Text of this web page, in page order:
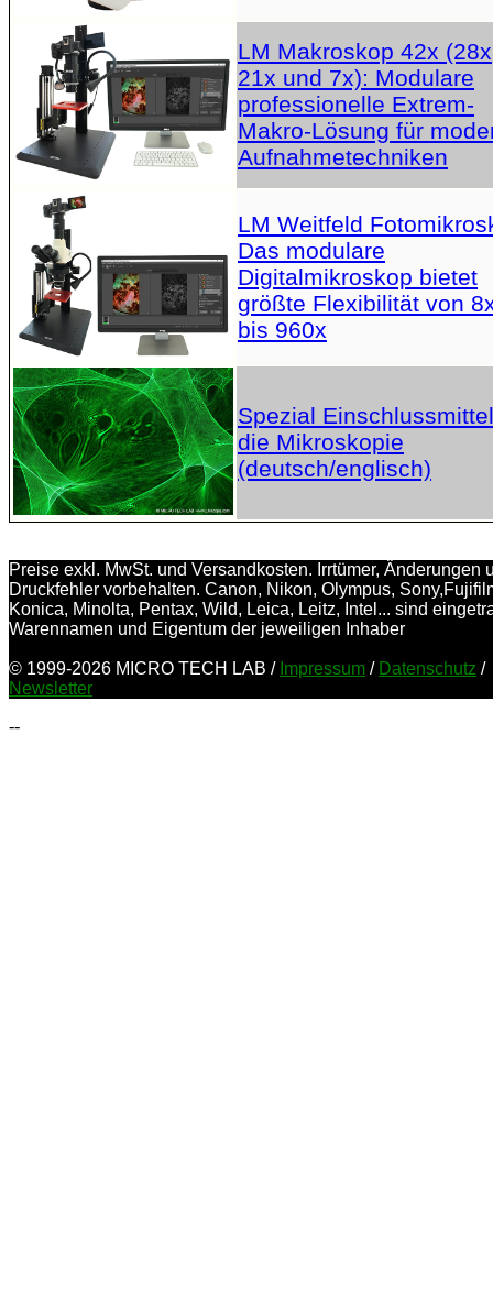
LM Makroskop 42x
21x und 7x): Modulare
professionelle Extrem-
Makro-Lösung für
Aufnahmetechniken
LM Weitfeld
Das modulare
Digitalmikroskop bietet
größte Flexibilität von
bis 960x
Spezial
die Mikroskopie
(deutsch/englisch)
Preise exkl. MwSt. und Versandkosten. Irrtümer, Änderungen
Druckfehler vorbehalten. Canon, Nikon, Olympus,
Konica, Minolta, Pentax, Wild, Leica, Leitz, Intel... sind
Warennamen und Eigentum der jeweiligen Inhaber
© 1999-2026 MICRO TECH LAB / Impressum / Datenschutz /
Newsletter
--